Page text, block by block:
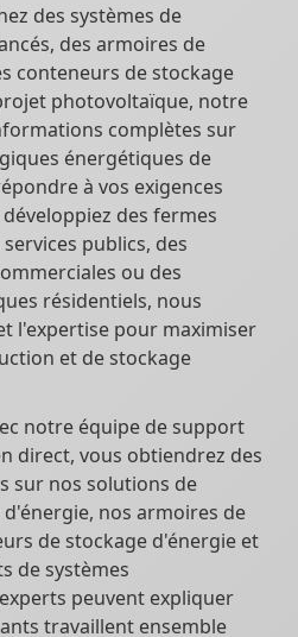
des systèmes de
des armoires de
conteneurs de stockage
photovoltaïque, notre
complètes sur
énergétiques de
à vos exigences
des fermes
publics, des
ou des
résidentiels, nous
l'expertise pour maximiser
et de stockage
notre équipe de support
direct, vous obtiendrez des
sur nos solutions de
nos armoires de
de stockage d'énergie et
de systèmes
peuvent expliquer
travaillent ensemble